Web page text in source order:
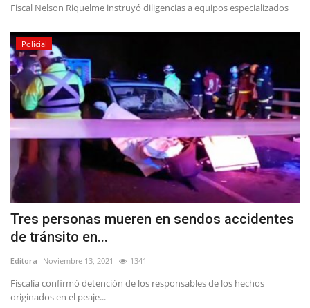
Fiscal Nelson Riquelme instruyó diligencias a equipos especializados
Policial
Tres personas mueren en sendos accidentes
de tránsito en...
Editora Noviembre 13, 2021 1341
Fiscalía confirmó detención de los responsables de los hechos
originados en el peaje...